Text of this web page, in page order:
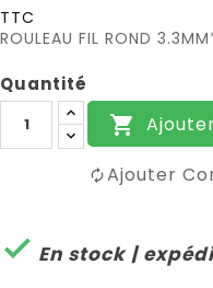
TTC
ROULEAU FIL ROND
Quantité

Ajouter
 En stock |